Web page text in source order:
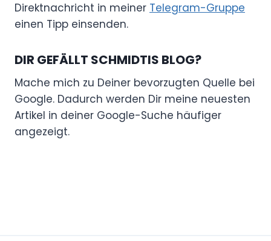
Direktnachricht in meiner Telegram-Gruppe
einen Tipp einsenden.
DIR GEFÄLLT SCHMIDTIS BLOG?
Mache mich zu Deiner bevorzugten Quelle bei
Google. Dadurch werden Dir meine neuesten
Artikel in deiner Google-Suche häufiger
angezeigt.